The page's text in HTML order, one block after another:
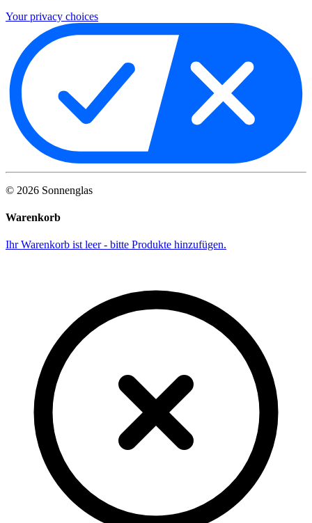
Your privacy choices
© 2026 Sonnenglas
Warenkorb
Ihr Warenkorb ist leer - bitte Produkte hinzufügen.